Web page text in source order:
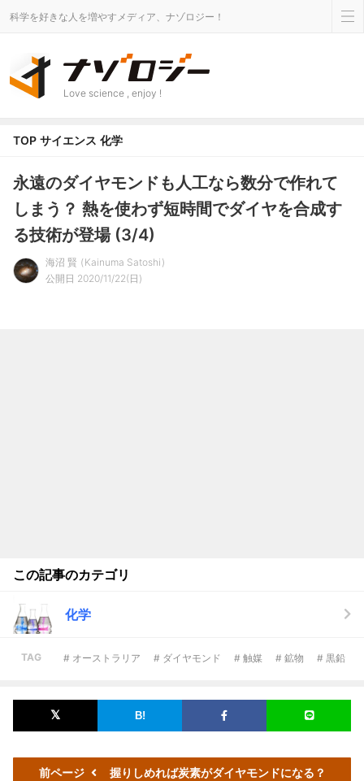
科学を好きな人を増やすメディア、ナゾロジー！
Love science , enjoy !
TOP サイエンス 化学
永遠のダイヤモンドも人工なら数分で作れて
しまう？ 熱を使わず短時間でダイヤを合成す
る技術が登場 (3/4)
海沼 賢
Kainuma Satoshi
公開日 2020/11/22(日)
この記事のカテゴリ
化学
TAG # オーストラリア # ダイヤモンド # 触媒 # 鉱物 # 黒鉛
前ページ 握りしめれば炭素がダイヤモンドになる？